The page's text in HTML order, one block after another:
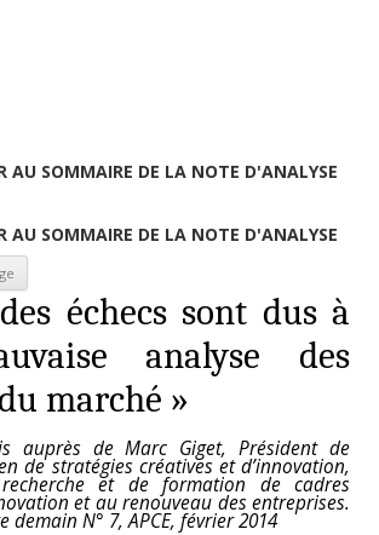
AU SOMMAIRE DE LA NOTE D'ANALYSE
AU SOMMAIRE DE LA NOTE D'ANALYSE
échecs sont dus à
analyse des
marché »
auprès de Marc Giget, Président de
de stratégies créatives et d’innovation,
et de formation de cadres
et au renouveau des entreprises.
demain N° 7, APCE, février 2014